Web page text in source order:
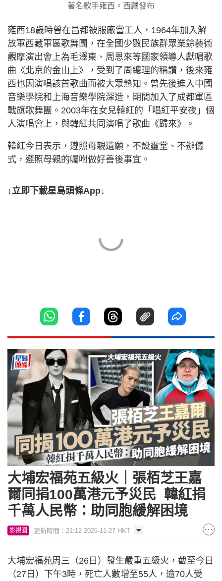
著名歌手雍西。西藏發布
雍西18歲時曾在昌都被服廠當工人，1964年加入解
放軍西藏軍區歌舞團，在全國少數民族群眾業餘藝術
觀摩演出會上為毛澤東、周恩來等國家領導人獻唱歌
曲《北京的金山上》，受到了周總理的稱讚，後來雍
西也因演唱該首歌曲而被大眾熟知。曾先後進入中國
音樂學院和上海音樂學院深造，期間加入了成都軍區
戰旗歌舞團。2003年在女兒韓紅的「唱紅平安夜」個
人演唱會上，與韓紅共同演唱了歌曲《歸來》。
韓紅今日表示，遵照母親遺願，不設靈堂、不辦儀
式，遵照母親的囑咐做好善後事宜。
↓立即下載星島頭條App↓
大埔宏福苑五級火｜張栢芝王嘉
爾同捐100萬港元予災民 韓紅捐
千萬人民幣：助同胞緩解困境
影視圈 更新時間：21:12 2025-11-27 HKT
大埔宏福苑周三（26日）發生嚴重五級火，截至今日
（27日）下午3時，死亡人數增至55人，逾70人受